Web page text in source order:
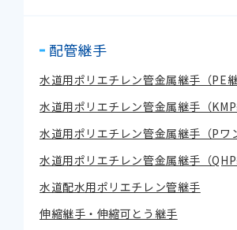
配管継手
水道用ポリエチレン管金属継手（PE継
水道用ポリエチレン管金属継手（KMP
水道用ポリエチレン管金属継手（Pワ
水道用ポリエチレン管金属継手（QHP
水道配水用ポリエチレン管継手
伸縮継手・伸縮可とう継手